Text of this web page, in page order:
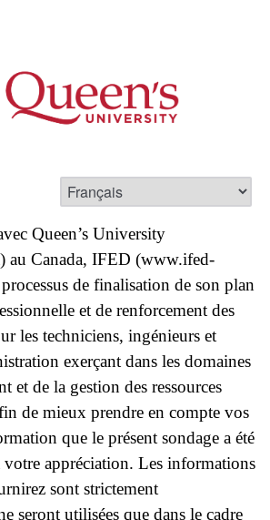
Queen’s University
) au Canada, IFED (www.ifed-
de finalisation de son plan
et de renforcement des
les techniciens, ingénieurs et
exerçant dans les domaines
et de la gestion des ressources
de mieux prendre en compte vos
que le présent sondage a été
votre appréciation. Les informations
sont strictement
seront utilisées que dans le cadre